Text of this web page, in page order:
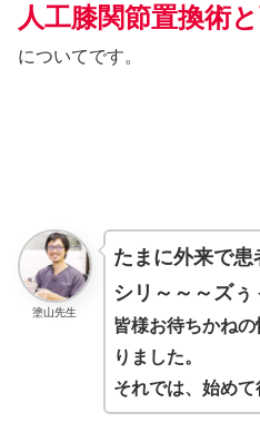
人工膝関節置換術
についてです。
塗山先生
たまに外来で
シリ～～～ズぅ
皆様お待ちかね
りました。
それでは、始めて